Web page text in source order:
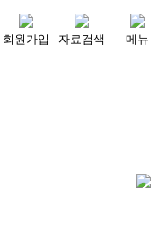
회원가입 자료검색 메뉴